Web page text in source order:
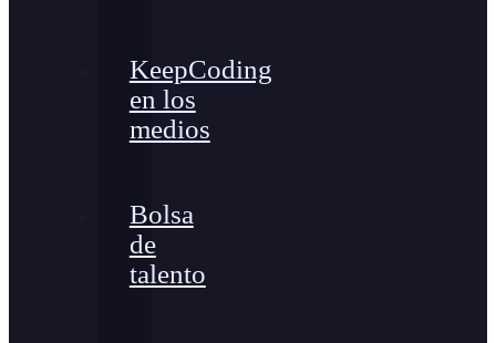
KeepCoding
en los
medios
Bolsa
de
talento